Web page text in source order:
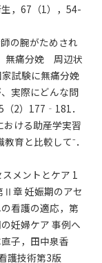
，67（1），54-
の腕がためされ
無痛分娩 周辺状
試験に無痛分娩
実際にどんな問
（2）177‐181．
おける助産学実習
育と比較して⁻．
メントとケア 1
Ⅱ章 妊娠期のアセ
看護の適応，第
妊婦ケア 事例へ
子，田中泉香
護技術第3版